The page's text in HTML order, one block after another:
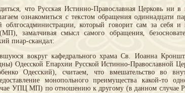
что Русская Истинно-Православная Церковь ни в
ознакомиться с текстом обращения одиннадцати
облгосадминистрации, который говорит сам за себя и
замалчивая смысл самого обращения,
пиар-скандал:
вокруг кафедрального храма Св. Иоанна
Одесской Епархии Русской Истинно-Православной
Одесский), считаем, что вмешательство во
монопольного преимущества какой-то
УПЦ МП) по отношению к другому (в данном случае